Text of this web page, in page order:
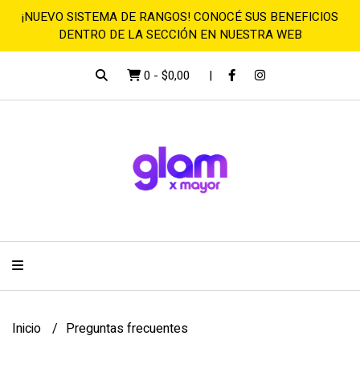
¡NUEVO SISTEMA DE RANGOS! CONOCÉ SUS BENEFICIOS
DENTRO DE LA SECCIÓN EN NUESTRA WEB
0 - $0,00
Inicio Preguntas frecuentes